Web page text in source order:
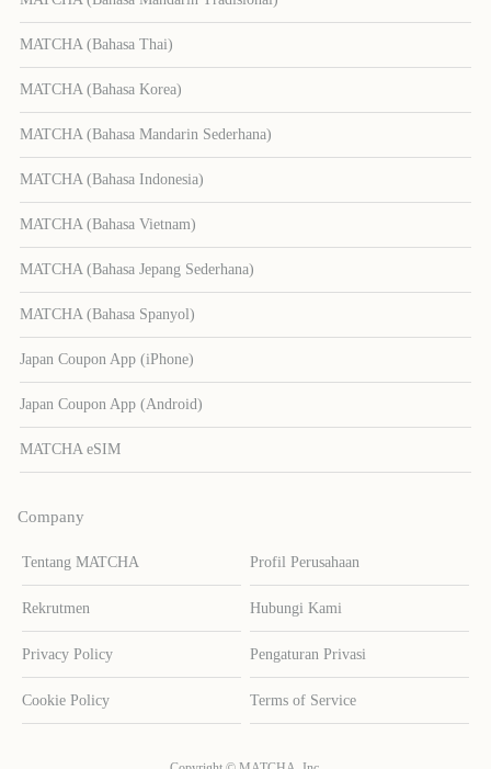
MATCHA (Bahasa Thai)
MATCHA (Bahasa Korea)
MATCHA (Bahasa Mandarin Sederhana)
MATCHA (Bahasa Indonesia)
MATCHA (Bahasa Vietnam)
MATCHA (Bahasa Jepang Sederhana)
MATCHA (Bahasa Spanyol)
Japan Coupon App (iPhone)
Japan Coupon App (Android)
MATCHA eSIM
Company
Tentang MATCHA Profil Perusahaan
Rekrutmen Hubungi Kami
Privacy Policy Pengaturan Privasi
Cookie Policy Terms of Service